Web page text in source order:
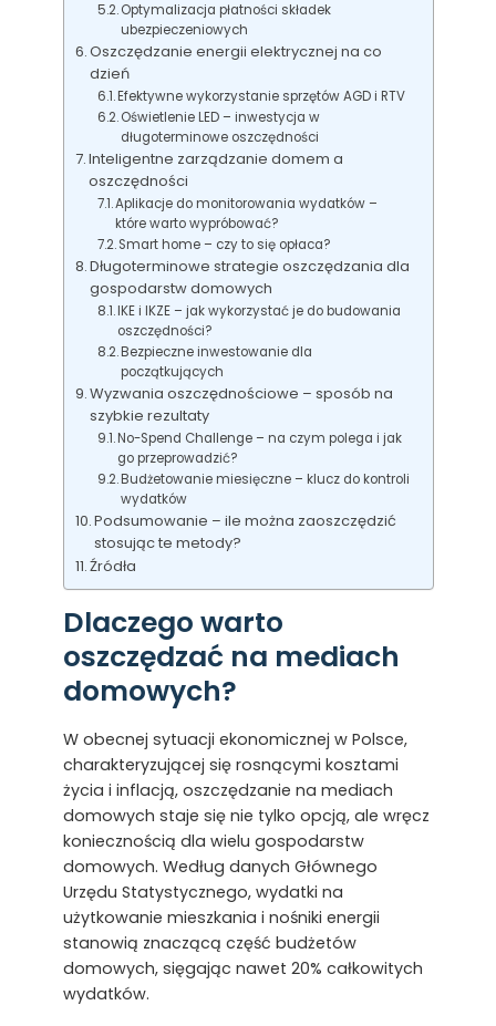
Optymalizacja płatności składek
ubezpieczeniowych
Oszczędzanie energii elektrycznej na co
dzień
Efektywne wykorzystanie sprzętów AGD i RTV
Oświetlenie LED – inwestycja w
długoterminowe oszczędności
Inteligentne zarządzanie domem a
oszczędności
Aplikacje do monitorowania wydatków –
które warto wypróbować?
Smart home – czy to się opłaca?
Długoterminowe strategie oszczędzania dla
gospodarstw domowych
IKE i IKZE – jak wykorzystać je do budowania
oszczędności?
Bezpieczne inwestowanie dla
początkujących
Wyzwania oszczędnościowe – sposób na
szybkie rezultaty
No-Spend Challenge – na czym polega i jak
go przeprowadzić?
Budżetowanie miesięczne – klucz do kontroli
wydatków
Podsumowanie – ile można zaoszczędzić
stosując te metody?
Źródła
Dlaczego warto
oszczędzać na mediach
domowych?
W obecnej sytuacji ekonomicznej w Polsce,
charakteryzującej się rosnącymi kosztami
życia i inflacją, oszczędzanie na mediach
domowych staje się nie tylko opcją, ale wręcz
koniecznością dla wielu gospodarstw
domowych. Według danych Głównego
Urzędu Statystycznego, wydatki na
użytkowanie mieszkania i nośniki energii
stanowią znaczącą część budżetów
domowych, sięgając nawet 20% całkowitych
wydatków.